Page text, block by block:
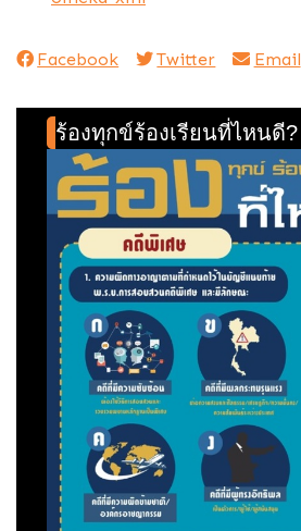
Facebook Twitter Email
ร้องทุกข์ร้องเรียนที่ไหนดี?